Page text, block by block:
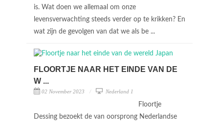
is. Wat doen we allemaal om onze
levensverwachting steeds verder op te krikken? En
wat zijn de gevolgen van dat we als be ...
FLOORTJE NAAR HET EINDE VAN DE
W ...
02 November 2023 Nederland 1
Floortje
Dessing bezoekt de van oorsprong Nederlandse